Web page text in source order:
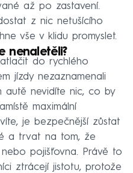
až po zastavení.
z nic netušícího
vše v klidu promyslet.
nenaletěli?
do rychlého
jízdy nezaznamenali
autě nevidíte nic, co by
maximální
je bezpečnější zůstat
a trvat na tom, že
pojišťovna. Právě to
ztrácejí jistotu, protože